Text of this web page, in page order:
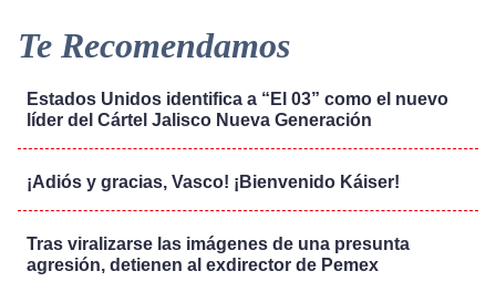
Te Recomendamos
Estados Unidos identifica a “El 03” como el nuevo
líder del Cártel Jalisco Nueva Generación
¡Adiós y gracias, Vasco! ¡Bienvenido Káiser!
Tras viralizarse las imágenes de una presunta
agresión, detienen al exdirector de Pemex